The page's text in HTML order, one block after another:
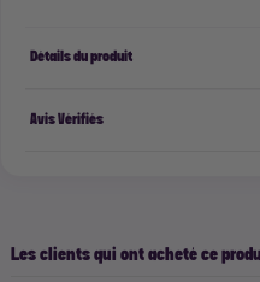
Détails du produit
Avis Vérifiés
Les clients qui ont acheté ce